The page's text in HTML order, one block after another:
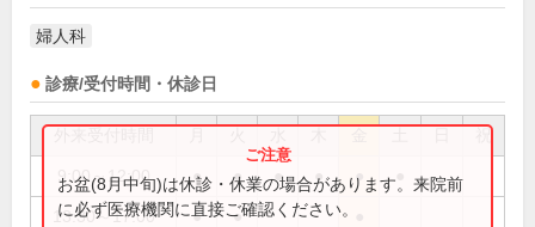
婦人科
診療/受付時間・休診日
祝
9:00～12:00 ● ● ● ● ●
13:30～17:00 ● ●
お盆(8月中旬)は休診・休業の場合があります。来院前
に必ず医療機関に直接ご確認ください。